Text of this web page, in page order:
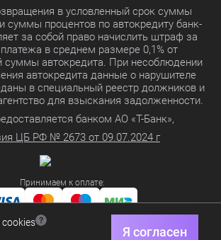
в условленный срок суммы
суммы процентов по автокредиту банк-
за собой право начислить штраф за
в среднем размере 0,1% от
суммы автокредита. При несоблюдении
автокредита данные о нарушителе
в специальный реестр должников и
для взыскания задолженности.
банком АО «Т-Банк»,
ЦБ РФ № 2673 от 09.07.2024 г
Принимаем к оплате:
обработки персональных данных
Я согласен